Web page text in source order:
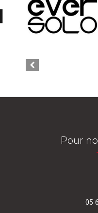
Pour
05